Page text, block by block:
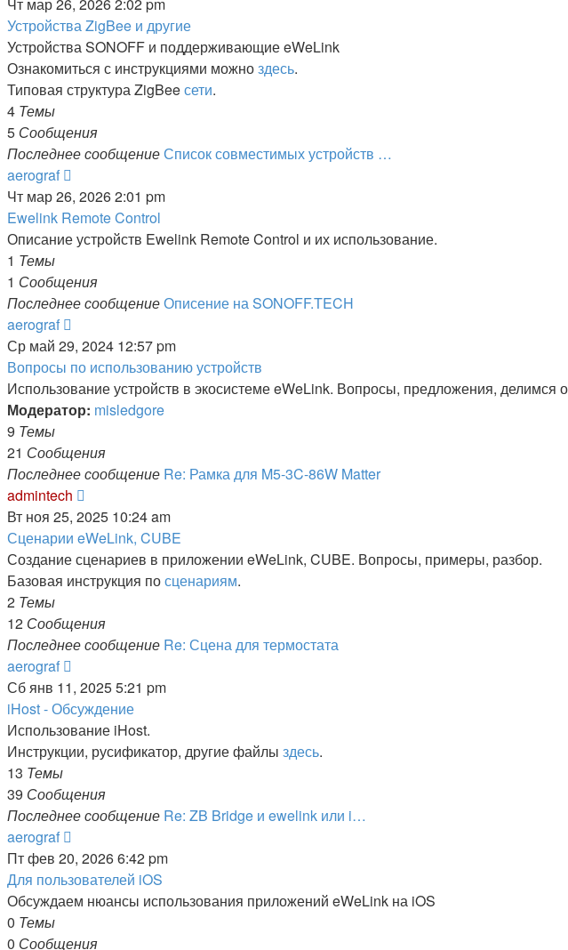
последнему
сообщению
Устройства ZigBee и другие
Устройства SONOFF и поддерживающие eWeLink
Ознакомиться с инструкциями можноздесь.
Типовая структура ZigBeeсети.
4 Темы
5 Сообщения
Последнее сообщениеСписок совместимых устройств …
aerograf
к
последнему
сообщению
Чт мар 26, 2026 2:01 pm
Ewelink Remote Control
Описание устройств Ewelink Remote Control и их использование.
1 Темы
1 Сообщения
Последнее сообщениеОписение на SONOFF.TECH
aerograf
к
последнему
сообщению
Ср май 29, 2024 12:57 pm
Вопросы по использованию устройств
Использование устройств в экосистеме eWeLink. Вопросы, предложения, делимся
Модератор: misledgore
9 Темы
21 Сообщения
Последнее сообщение Re: Рамка для M5-3C-86W Matter
admintech
к
последнему
сообщению
Вт ноя 25, 2025 10:24 am
Сценарии eWeLink, CUBE
Создание сценариев в приложении eWeLink, CUBE. Вопросы, примеры, разбор.
Базовая инструкция посценариям.
2 Темы
12 Сообщения
Последнее сообщение Re: Сцена для термостата
aerograf
к
последнему
сообщению
Сб янв 11, 2025 5:21 pm
iHost - Обсуждение
Использование iHost.
Инструкции, русификатор, другие файлы здесь.
13 Темы
39 Сообщения
Последнее сообщение Re: ZB Bridge и ewelink или i…
aerograf
к
последнему
сообщению
Пт фев 20, 2026 6:42 pm
Для пользователей iOS
Обсуждаем нюансы использования приложений eWeLink на iOS
0 Темы
0 Сообщения